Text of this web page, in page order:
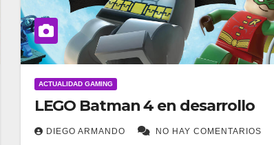
ACTUALIDAD GAMING
LEGO Batman 4 en desarrollo
DIEGO ARMANDO NO HAY COMENTARIOS